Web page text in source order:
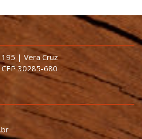
| Vera Cruz
30285-680